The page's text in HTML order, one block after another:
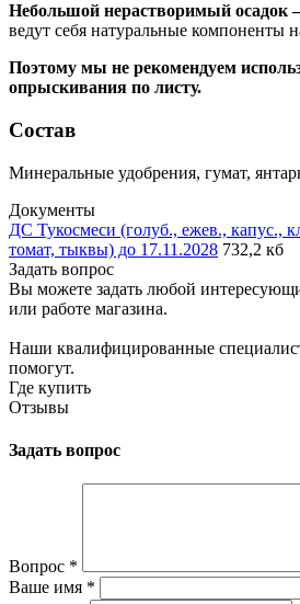
Небольшой нерастворимый осадок
ведут себя натуральные компоненты
Поэтому мы не рекомендуем
опрыскивания по листу.
Состав
Минеральные удобрения, гумат,
Документы
ДС Тукосмеси (голуб., ежев., капус.,
томат, тыквы) до 17.11.2028 732,2 кб
Задать вопрос
Вы можете задать любой
или работе магазина.
Наши квалифицированные
помогут.
Где купить
Отзывы
Задать вопрос
Вопрос *
Ваше имя *